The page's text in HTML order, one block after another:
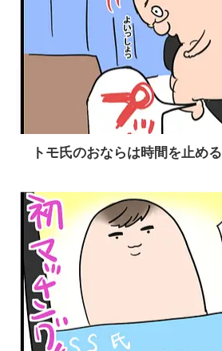
トモ氏のおならは時間を止める